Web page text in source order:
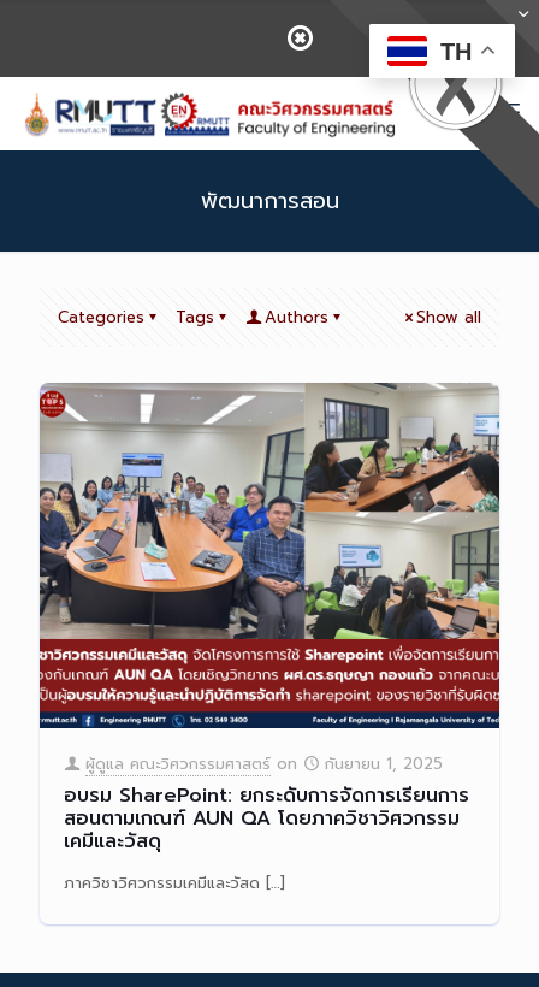
พัฒนาการสอน
Categories Tags Authors Show all
ผู้ดูแล คณะวิศวกรรมศาสตร์ on กันยายน 1, 2025
อบรม SharePoint: ยกระดับการจัดการเรียนการ
สอนตามเกณฑ์ AUN QA โดยภาควิชาวิศวกรรม
เคมีและวัสดุ
ภาควิชาวิศวกรรมเคมีและวัสด […]
TH